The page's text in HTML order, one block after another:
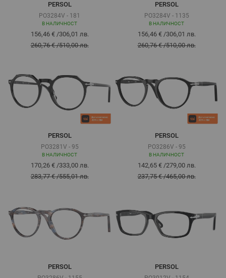
PERSOL
PO3284V - 181
В НАЛИЧНОСТ
156,46 €/306,01 лв.
260,76 €/510,00 лв.
PERSOL
PO3284V - 1135
В НАЛИЧНОСТ
156,46 €/306,01 лв.
260,76 €/510,00 лв.
PERSOL
PO3281V - 95
В НАЛИЧНОСТ
170,26 €/333,00 лв.
283,77 €/555,01 лв.
PERSOL
PO3286V - 95
В НАЛИЧНОСТ
142,65 €/279,00 лв.
237,75 €/465,00 лв.
PERSOL PERSOL